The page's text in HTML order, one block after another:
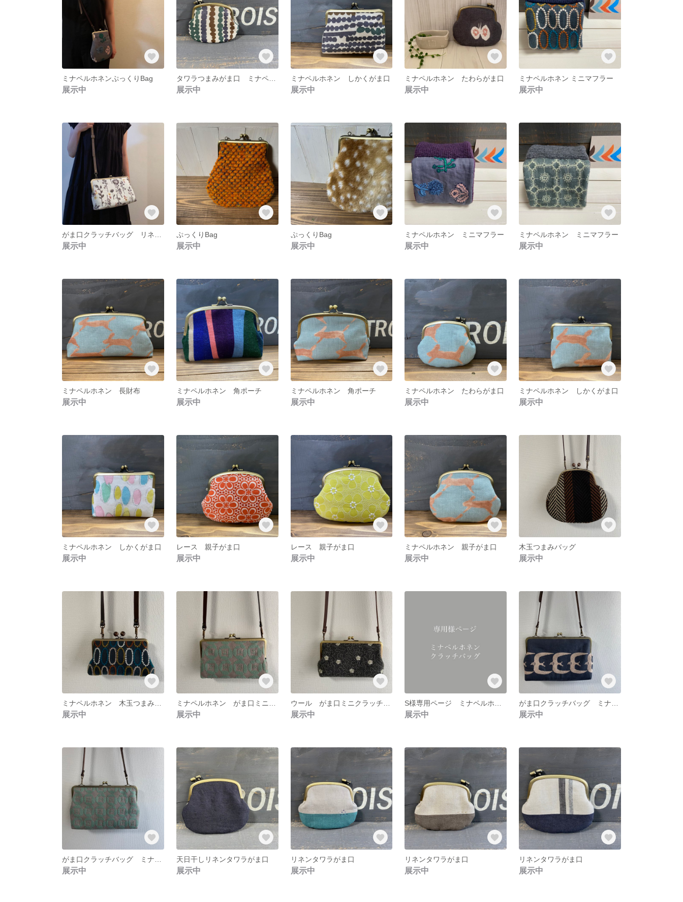
ミナペルホネンぷっくりBag
展示中
タワラつまみがま口 ミナペルホネン
展示中
ミナペルホネン しかくがま口
展示中
ミナペルホネン たわらがま口
展示中
ミナペルホネン ミニマフラー
展示中
展示中
ぷっくりBag
展示中
ぷっくりBag
展示中
ミナペルホネン ミニマフラー
展示中
ミナペルホネン ミニマフラー
展示中
ミナペルホネン 長財布
展示中
ミナペルホネン 角ポーチ
展示中
ミナペルホネン 角ポーチ
展示中
ミナペルホネン たわらがま口
展示中
ミナペルホネン しかくがま口
展示中
ミナペルホネン しかくがま口
展示中
レース 親子がま口
展示中
レース 親子がま口
展示中
ミナペルホネン 親子がま口
展示中
木玉つまみバッグ
展示中
展示中 展示中 展示中 展示中 展示中
展示中
天日干しリネンタワラがま口
展示中
リネンタワラがま口
展示中
リネンタワラがま口
展示中
リネンタワラがま口
展示中